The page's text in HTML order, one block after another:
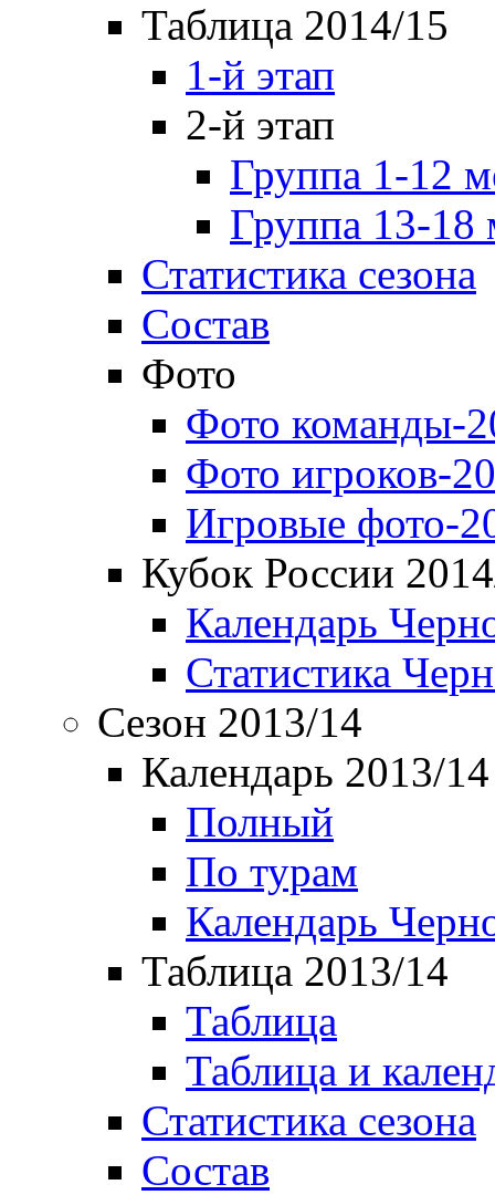
Таблица 2014/15
1-й этап
2-й этап
Группа 1-12
Группа 13-18
Статистика сезона
Состав
Фото
Фото команды-
Фото игроков-
Игровые фото-
Кубок России
Календарь
Статистика
Сезон 2013/14
Календарь 2013/14
Полный
По турам
Календарь
Таблица 2013/14
Таблица
Таблица и
Статистика сезона
Состав